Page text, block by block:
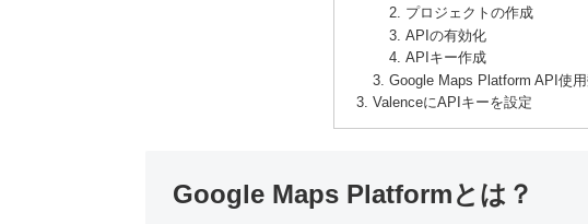
プロジェクトの作成
APIの有効化
APIキー作成
Google Maps Platform API使
ValenceにAPIキーを設定
Google Maps Platformとは？